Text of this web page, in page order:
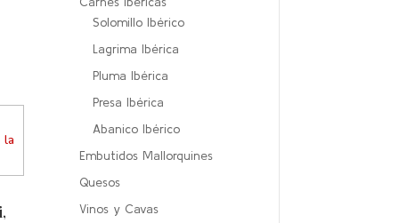
Solomillo Ibérico
Lagrima Ibérica
Pluma Ibérica
Presa Ibérica
Abanico Ibérico
Embutidos Mallorquines
Quesos
Vinos y Cavas